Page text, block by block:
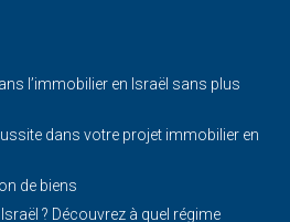
l’immobilier en Israël sans plus
dans votre projet immobilier en
de biens
? Découvrez à quel régime